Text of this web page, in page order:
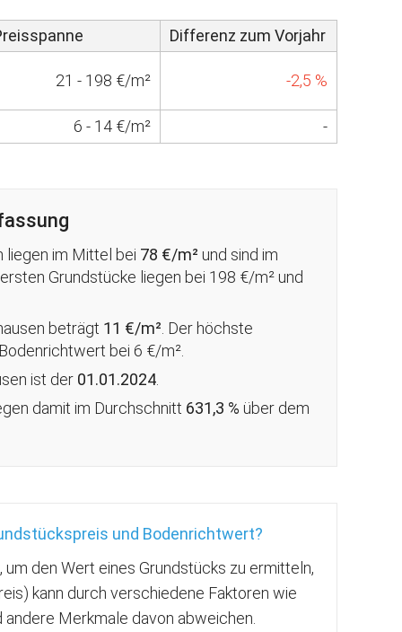
Differenz zum Vorjahr
21 - 198 €/m² -2,5 %
6 - 14 €/m² -
liegen im Mittel bei 78 €/m² und sind im
Grundstücke liegen bei 198 €/m² und
beträgt 11 €/m² . Der höchste
bei 6 €/m².
ist der 01.01.2024
damit im Durchschnitt 631,3 % über dem
und Bodenrichtwert?
den Wert eines Grundstücks zu ermitteln,
kann durch verschiedene Faktoren wie
Merkmale davon abweichen.